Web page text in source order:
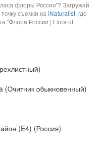
флоры России"? Загружай
съемки на iNaturalist, где
"Флора России | Flora of
(Очитник обыкновенный)
(E4) (Россия)